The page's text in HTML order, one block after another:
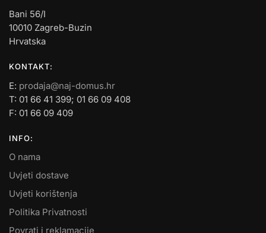
Bani 56/I
10010 Zagreb-Buzin
Hrvatska
KONTAKT:
E: prodaja@naj-domus.hr
T: 01 66 41 399; 01 66 09 408
F: 01 66 09 409
INFO:
O nama
Uvjeti dostave
Uvjeti korištenja
Politika Privatnosti
Povrati i reklamacije